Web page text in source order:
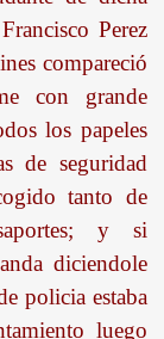
Perez
compareció
con grande
los papeles
de seguridad
tanto de
y si
diciendole
policia estaba
luego